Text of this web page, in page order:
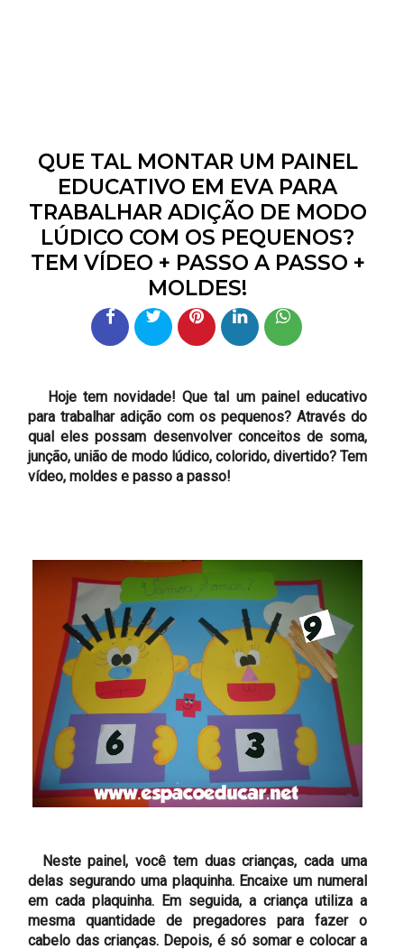
QUE TAL MONTAR UM PAINEL
EDUCATIVO EM EVA PARA
TRABALHAR ADIÇÃO DE MODO
LÚDICO COM OS PEQUENOS?
TEM VÍDEO + PASSO A PASSO +
MOLDES!
Hoje tem novidade! Que tal um painel educativo
para trabalhar adição com os pequenos? Através do
qual eles possam desenvolver conceitos de soma,
junção, união de modo lúdico, colorido, divertido? Tem
vídeo, moldes e passo a passo!
Neste painel, você tem duas crianças, cada uma
delas segurando uma plaquinha. Encaixe um numeral
em cada plaquinha. Em seguida, a criança utiliza a
mesma quantidade de pregadores para fazer o
cabelo das crianças. Depois, é só somar e colocar a